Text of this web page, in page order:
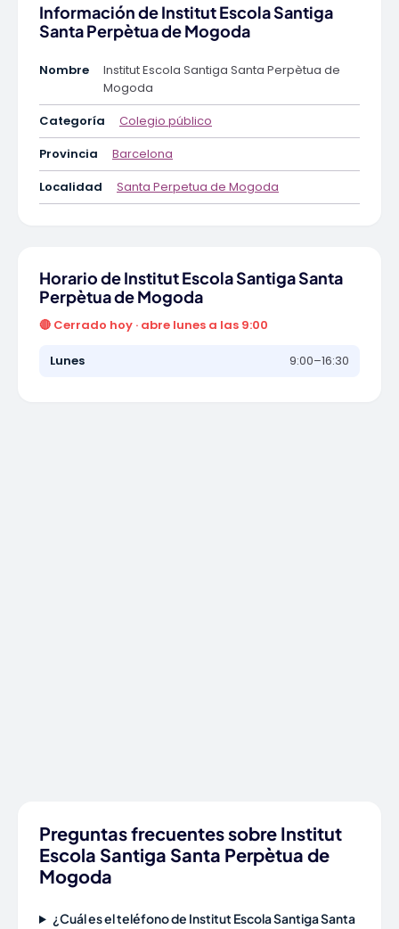
Información de Institut Escola Santiga
Santa Perpètua de Mogoda
Nombre
Institut Escola Santiga Santa Perpètua de
Mogoda
Categoría
Colegio público
Provincia
Barcelona
Localidad
Santa Perpetua de Mogoda
Horario de Institut Escola Santiga Santa
Perpètua de Mogoda
🔴 Cerrado hoy · abre lunes a las 9:00
Lunes 9:00–16:30
Preguntas frecuentes sobre Institut
Escola Santiga Santa Perpètua de
Mogoda
¿Cuál es el teléfono de Institut Escola Santiga Santa